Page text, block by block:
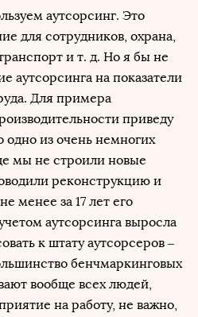
аутсорсинг. Это
для сотрудников, охрана,
и т. д. Но я бы не
аутсорсинга на показатели
Для примера
приведу
одно из очень немногих
мы не строили новые
реконструкцию и
менее за 17 лет его
аутсорсинга выросла
к штату аутсорсеров –
бенчмаркинговых
вообще всех людей,
на работу, не важно,